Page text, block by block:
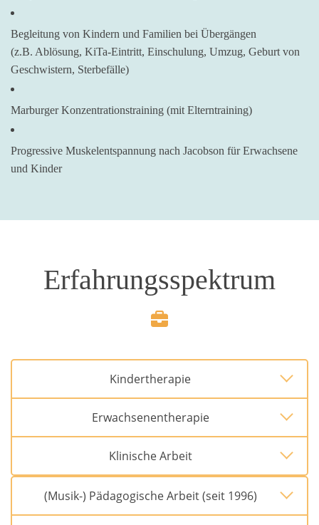
Begleitung von Kindern und Familien bei Übergängen
(z.B. Ablösung, KiTa-Eintritt, Einschulung, Umzug, Geburt von
Geschwistern, Sterbefälle)
Marburger Konzentrationstraining (mit Elterntraining)
Progressive Muskelentspannung nach Jacobson für Erwachsene
und Kinder
Erfahrungsspektrum
Kindertherapie
Erwachsenentherapie
Klinische Arbeit
(Musik-) Pädagogische Arbeit (seit 1996)